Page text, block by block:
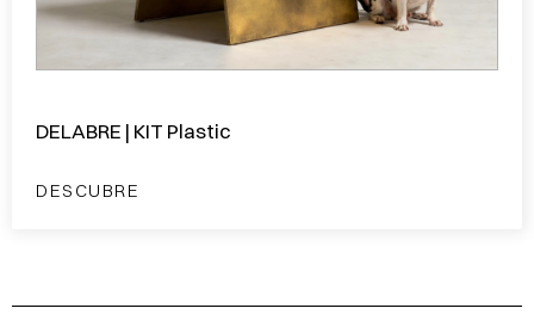
DELABRE | KIT Plastic
DESCUBRE